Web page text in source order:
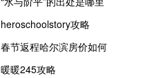
heroschoolstory攻略
春节返程哈尔滨房价如何
暖暖245攻略